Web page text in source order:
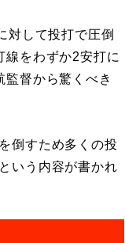
対して投打で圧倒
線をわずか2安打に
督から驚くべき
倒すため多くの投
いう内容が書かれ